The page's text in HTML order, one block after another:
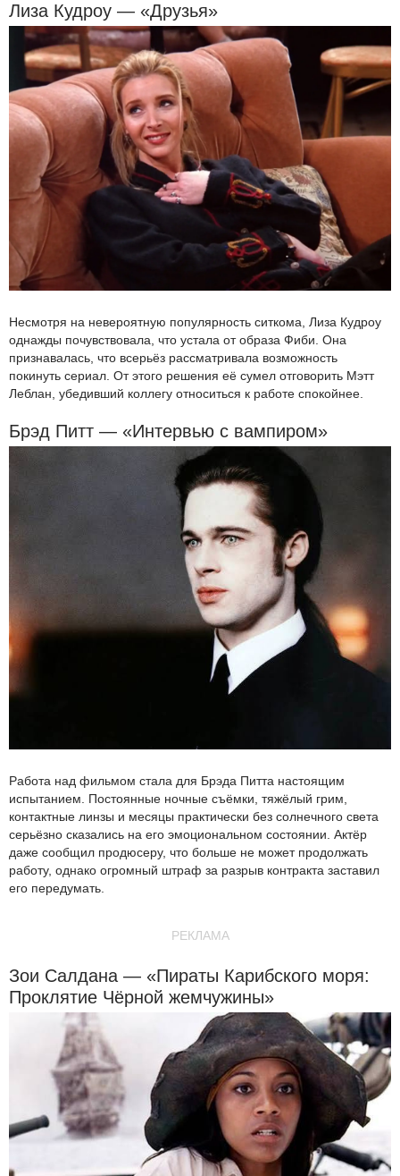
Лиза Кудроу — «Друзья»
Несмотря на невероятную популярность ситкома, Лиза Кудроу
однажды почувствовала, что устала от образа Фиби. Она
признавалась, что всерьёз рассматривала возможность
покинуть сериал. От этого решения её сумел отговорить Мэтт
Леблан, убедивший коллегу относиться к работе спокойнее.
Брэд Питт — «Интервью с вампиром»
Работа над фильмом стала для Брэда Питта настоящим
испытанием. Постоянные ночные съёмки, тяжёлый грим,
контактные линзы и месяцы практически без солнечного света
серьёзно сказались на его эмоциональном состоянии. Актёр
даже сообщил продюсеру, что больше не может продолжать
работу, однако огромный штраф за разрыв контракта заставил
его передумать.
РЕКЛАМА
Зои Салдана — «Пираты Карибского моря:
Проклятие Чёрной жемчужины»